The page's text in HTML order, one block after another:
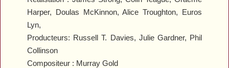
Harper, Doulas McKinnon, Alice Troughton, Euros
Lyn,
Producteurs: Russell T. Davies, Julie Gardner, Phil
Collinson
Compositeur : Murray Gold